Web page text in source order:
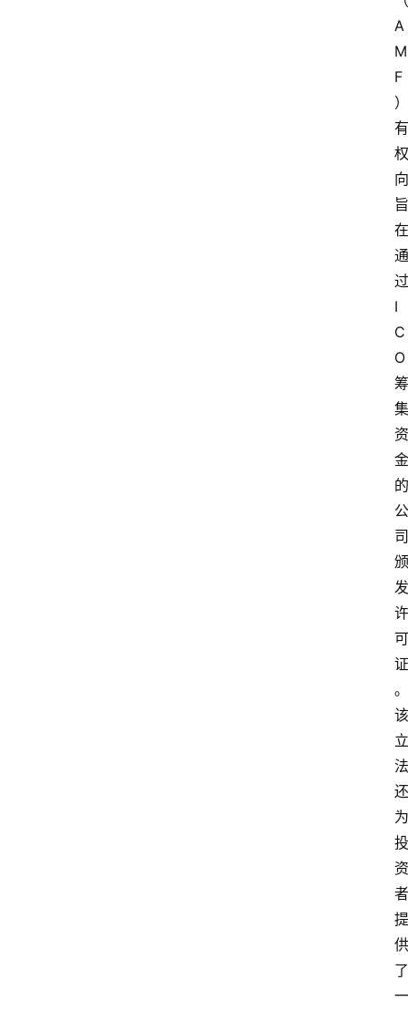
A
M
F
）
有
权
向
旨
在
通
过
I
C
O
筹
集
资
金
的
公
司
颁
发
许
可
证
。
该
立
法
还
为
投
资
者
提
供
了
一